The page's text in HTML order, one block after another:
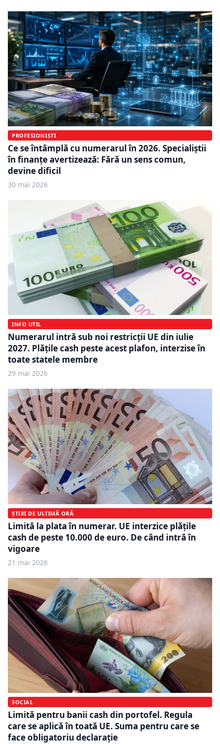
PROFESIONIȘTI
Ce se întâmplă cu numerarul în 2026. Specialiștii
în finanțe avertizează: Fără un sens comun,
devine dificil
30 mai 2026
INFO UTIL
Numerarul intră sub noi restricții UE din iulie
2027. Plățile cash peste acest plafon, interzise în
toate statele membre
29 mai 2026
ȘTIRI DE ULTIMĂ ORĂ
Limită la plata în numerar. UE interzice plățile
cash de peste 10.000 de euro. De când intră în
vigoare
21 mai 2026
SOCIAL
Limită pentru banii cash din portofel. Regula
care se aplică în toată UE. Suma pentru care se
face obligatoriu declarație